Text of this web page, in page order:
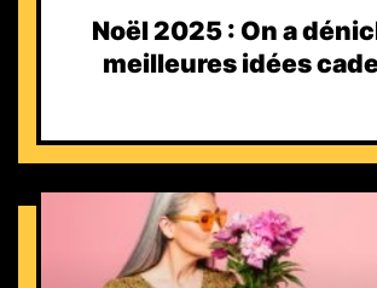
Noël 2025 : On a
meilleures idées